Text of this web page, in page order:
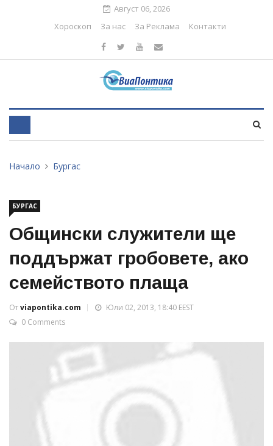
Август 06, 2026
Хороскоп
За нас За Реклама Контакти
Начало Бургас
БУРГАС
Общински служители ще
поддържат гробовете, ако
семейството плаща
Отviapontika.com
Юли 02, 2013, 18:40 EEST
0 Comments